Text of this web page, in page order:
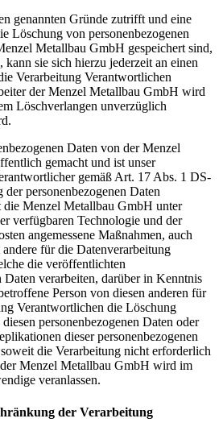
genannten Gründe zutrifft und eine
Löschung von personenbezogenen
Metallbau GmbH gespeichert sind,
kann sie sich hierzu jederzeit an einen
Verarbeitung Verantwortlichen
der Menzel Metallbau GmbH wird
Löschverlangen unverzüglich
Daten von der Menzel
gemacht und ist unser
gemäß Art. 17 Abs. 1 DS-
personenbezogenen Daten
Menzel Metallbau GmbH unter
verfügbaren Technologie und der
angemessene Maßnahmen, auch
für die Datenverarbeitung
die veröffentlichten
Daten verarbeiten, darüber in Kenntnis
Person von diesen anderen für
Verantwortlichen die Löschung
personenbezogenen Daten oder
dieser personenbezogenen
die Verarbeitung nicht erforderlich
Menzel Metallbau GmbH wird im
veranlassen.
der Verarbeitung